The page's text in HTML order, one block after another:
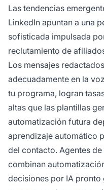
Las tendencias
LinkedIn apuntan a una
sofisticada impulsada
reclutamiento de
Los mensajes
adecuadamente en la
tu programa, logran
altas que las plantillas
automatización futura
aprendizaje automático
del contacto. Agentes
combinan
decisiones por IA